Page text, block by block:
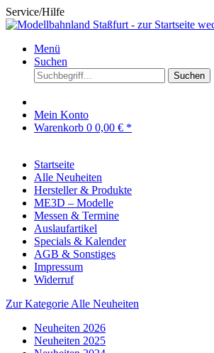
Service/Hilfe
Menü
Suchen
Suchen
Mein Konto
Warenkorb 0 0,00 € *
Startseite
Alle Neuheiten
Hersteller & Produkte
ME3D – Modelle
Messen & Termine
Auslaufartikel
Specials & Kalender
AGB & Sonstiges
Impressum
Widerruf
Zur Kategorie Alle Neuheiten
Neuheiten 2026
Neuheiten 2025